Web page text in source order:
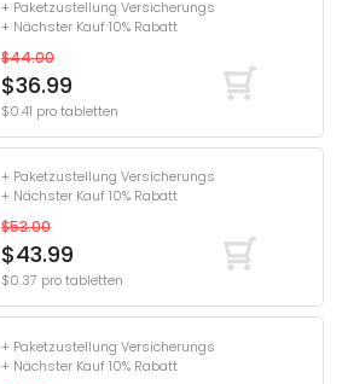
+ Paketzustellung Versicherungs
+ Nächster Kauf 10% Rabatt
$44.00
$36.99
$0.41 pro tabletten
+ Paketzustellung Versicherungs
+ Nächster Kauf 10% Rabatt
$53.00
$43.99
$0.37 pro tabletten
+ Paketzustellung Versicherungs
+ Nächster Kauf 10% Rabatt